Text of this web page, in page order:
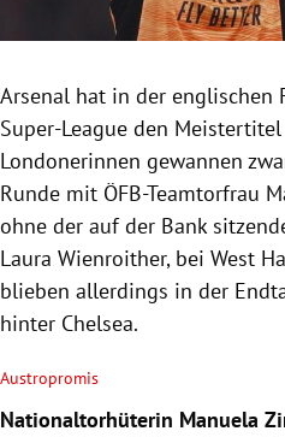
Untermenü
Untermenü
Arsenal hat in der englischen
Super-League den
Londonerinnen gewannen
Runde mit ÖFB-Teamtorfrau
ohne der auf der Bank
Laura Wienroither, bei West
blieben allerdings in der
hinter Chelsea.
Austropromis
Nationaltorhüterin Manuela